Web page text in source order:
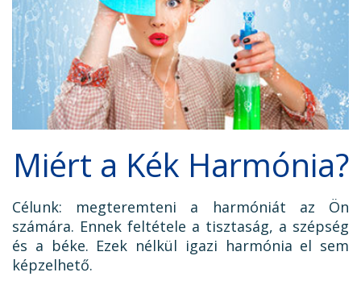
Miért a Kék Harmónia?
Célunk: megteremteni a harmóniát az Ön
számára. Ennek feltétele a tisztaság, a szépség
és a béke. Ezek nélkül igazi harmónia el sem
képzelhető.